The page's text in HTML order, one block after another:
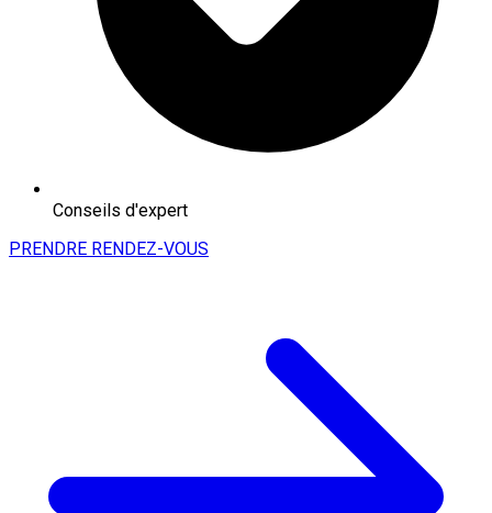
Conseils d'expert
PRENDRE RENDEZ-VOUS